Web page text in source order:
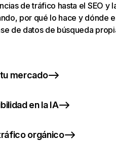
de tráfico hasta el SEO y
por qué lo hace y dónde
de datos de búsqueda
mercado
en la IA
orgánico